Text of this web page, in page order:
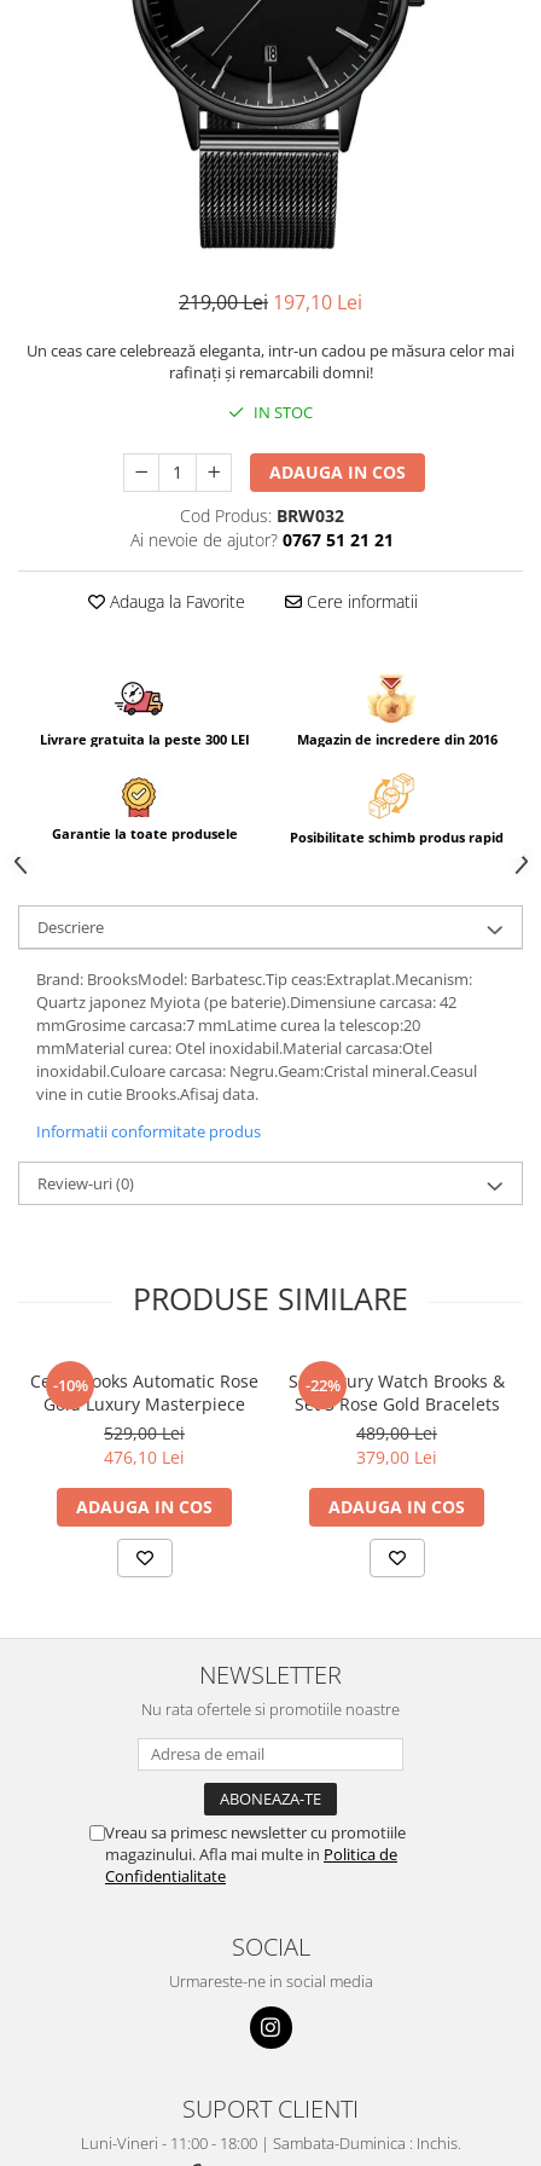
219,00 Lei 197,10 Lei
Un ceas care celebrează eleganta, intr-un cadou pe măsura celor mai
rafinaţi şi remarcabili domni!
IN STOC
ADAUGA IN COS
Cod Produs: BRW032
Ai nevoie de ajutor? 0767 51 21 21
Adauga la Favorite Cere informatii
Livrare gratuita la peste 300 LEI Magazin de incredere din 2016
Garantie la toate produsele Posibilitate schimb produs rapid
Descriere
Brand: BrooksModel: Barbatesc.Tip ceas:Extraplat.Mecanism:
Quartz japonez Myiota (pe baterie).Dimensiune carcasa: 42
mmGrosime carcasa:7 mmLatime curea la telescop:20
mmMaterial curea: Otel inoxidabil.Material carcasa:Otel
inoxidabil.Culoare carcasa: Negru.Geam:Cristal mineral.Ceasul
vine in cutie Brooks.Afisaj data.
Informatii conformitate produs
Review-uri(0)
PRODUSE SIMILARE
-10%
Ceas Brooks Automatic Rose
Gold Luxury Masterpiece
529,00 Lei
476,10 Lei
ADAUGA IN COS
-22%
Set Luxury Watch Brooks &
Set 3 Rose Gold Bracelets
489,00 Lei
379,00 Lei
ADAUGA IN COS
NEWSLETTER
Nu rata ofertele si promotiile noastre
Vreau sa primesc newsletter cu promotiile
magazinului. Afla mai multe in Politica de
Confidentialitate
SOCIAL
Urmareste-ne in social media
SUPORT CLIENTI
Luni-Vineri - 11:00 - 18:00 | Sambata-Duminica : Inchis.